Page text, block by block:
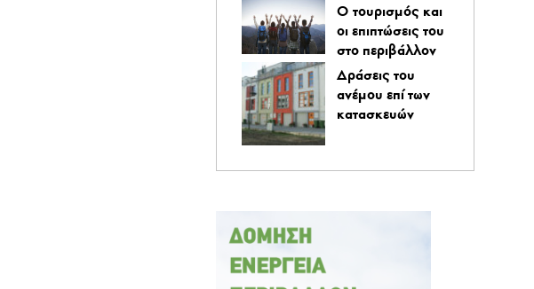
O τουρισμός και
οι επιπτώσεις του
στο περιβάλλον
Δράσεις του
ανέμου επί των
κατασκευών